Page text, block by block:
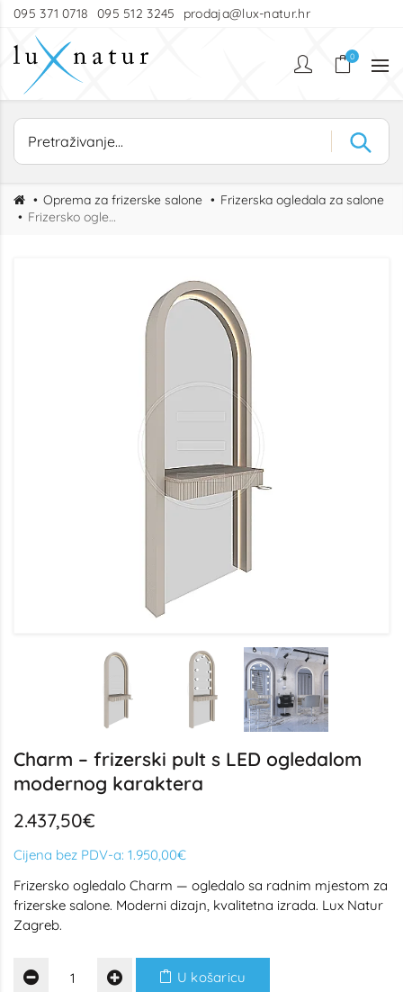
095 371 0718 095 512 3245 prodaja@lux-natur.hr
0
Oprema za frizerske salone
Frizerska ogledala za salone
Frizersko ogledalo Charm
Charm – frizerski pult s LED ogledalom
modernog karaktera
2.437,50€
Cijena bez PDV-a: 1.950,00€
Frizersko ogledalo Charm — ogledalo sa radnim mjestom za
frizerske salone. Moderni dizajn, kvalitetna izrada. Lux Natur
Zagreb.
U košaricu